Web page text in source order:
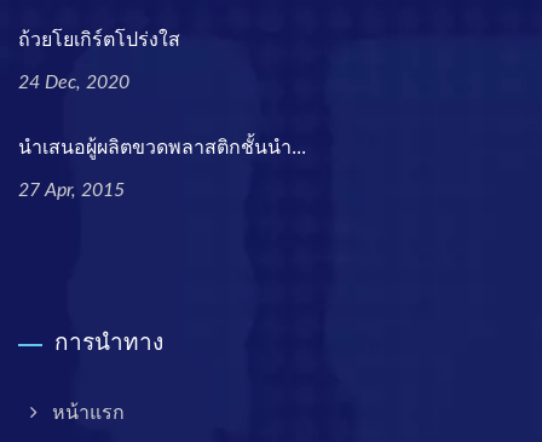
ถ้วยโยเกิร์ตโปร่งใส
24 Dec, 2020
นำเสนอผู้ผลิตขวดพลาสติกชั้นนำ...
27 Apr, 2015
การนำทาง
หน้าแรก